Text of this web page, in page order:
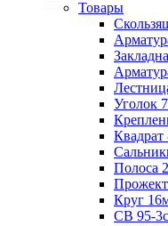
Товары
Уголок
Полоса
Круг
СВ 95-3с